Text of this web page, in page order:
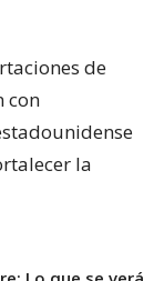
de
con
la